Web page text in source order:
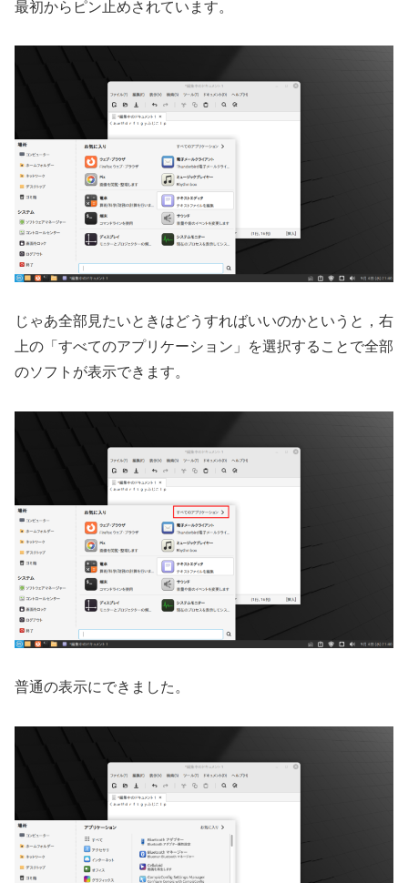
最初からピン止めされています。
じゃあ全部見たいときはどうすればいいのかというと，右
上の「すべてのアプリケーション」を選択することで全部
のソフトが表示できます。
普通の表示にできました。